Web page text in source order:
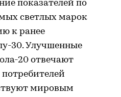
показателей по
светлых марок
к ранее
30. Улучшенные
20 отвечают
мировым